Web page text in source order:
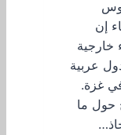
إن
خارجية
عربية
غزة.
حول ما